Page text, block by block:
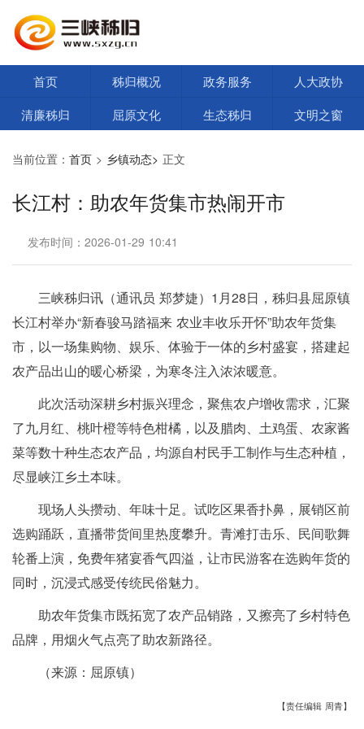
首页 秭归概况 政务服务
人大政协
清廉秭归
屈原文化 生态秭归 文明之窗
当前位置： 首页 > 乡镇动态> 正文
长江村：助农年货集市热闹开市
发布时间：2026-01-29 10:41
三峡秭归讯（通讯员 郑梦婕）1月28日，秭归县屈原镇
长江村举办“新春骏马踏福来 农业丰收乐开怀”助农年货集
市，以一场集购物、娱乐、体验于一体的乡村盛宴， 搭建起
农产品出山的暖心桥梁， 为寒冬注入浓浓暖意。
此次活动深耕乡村振兴理念，聚焦农户增收需求，汇聚
了九月红、桃叶橙等特色柑橘，以及腊肉、土鸡蛋、农家酱
菜等数十种生态农产品，均源自村民手工制作与生态种植，
尽显峡江乡土本味。
现场人头攒动、年味十足。试吃区果香扑鼻，展销区前
选购踊跃，直播带货间里热度攀升。青滩打击乐、民间歌舞
轮番上演，免费年猪宴香气四溢，让市民游客在选购年货的
同时，沉浸式感受传统民俗魅力。
助农年货集市既拓宽了农产品销路，又擦亮了乡村特色
品牌，用烟火气点亮了助农新路径。
（来源：屈原镇）
【责任编辑 周青】